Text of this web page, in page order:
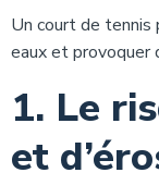
Un court de tennis
eaux et provoquer
1. Le
et